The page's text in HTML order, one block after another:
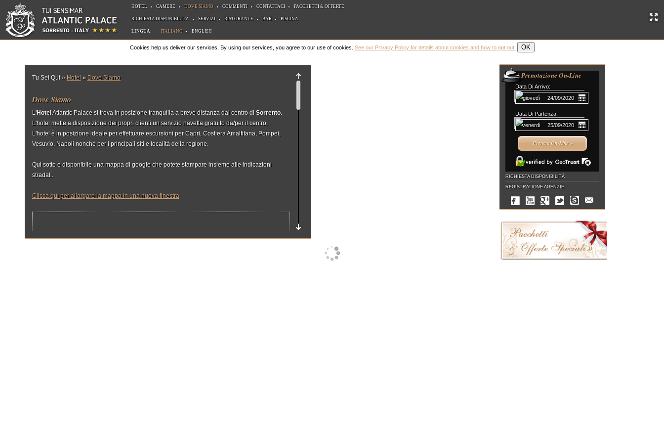
HOTEL CAMERE DOVE SIAMO COMMENTI CONTATTACI PACCHETTI & OFFERTE
RICHIESTA DISPONIBILITÀ SERVIZI RISTORANTE BAR PISCINA
LINGUA: ITALIANO ENGLISH
Tu Sei Qui » Hotel » Dove Siamo
Dove Siamo
L'HotelAtlantic Palace si trova in posizione tranquilla a breve distanza dal centro di Sorrento.
L'hotel mette a disposizione dei propri clienti un servizio navetta gratuito da/per il centro.
L'hotel è in posizione ideale per effettuare escursioni per Capri, Costiera Amalfitana, Pompei,
Vesuvio, Napoli nonchè per i principali siti e località della regione.
Qui sotto è disponibile una mappa di google che potete stampare insieme alle indicazioni
stradali.
Clicca qui per allargare la mappa in una nuova finestra
Prenotazione On-Line
Data Di Arrivo:
Data Di Partenza:
RICHIESTA DISPONIBILITÀ
REGISTRATIONE AGENZIE
Cookies help us deliver our services. By using our services, you agree to our use of cookies. See our Privacy Policy for details about cookies and how to opt out. OK